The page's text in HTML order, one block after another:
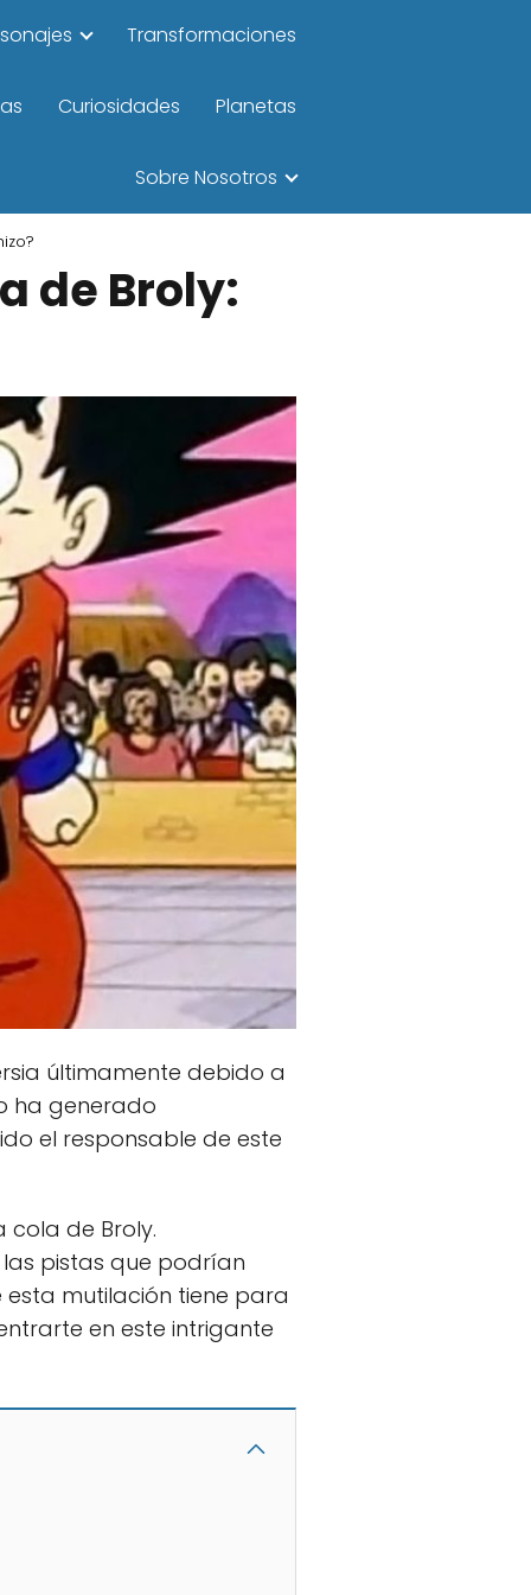
Transformaciones
Curiosidades Planetas
Sobre Nosotros
de Broly:
últimamente debido a
ha generado
el responsable de este
cola de Broly.
pistas que podrían
esta mutilación tiene para
en este intrigante